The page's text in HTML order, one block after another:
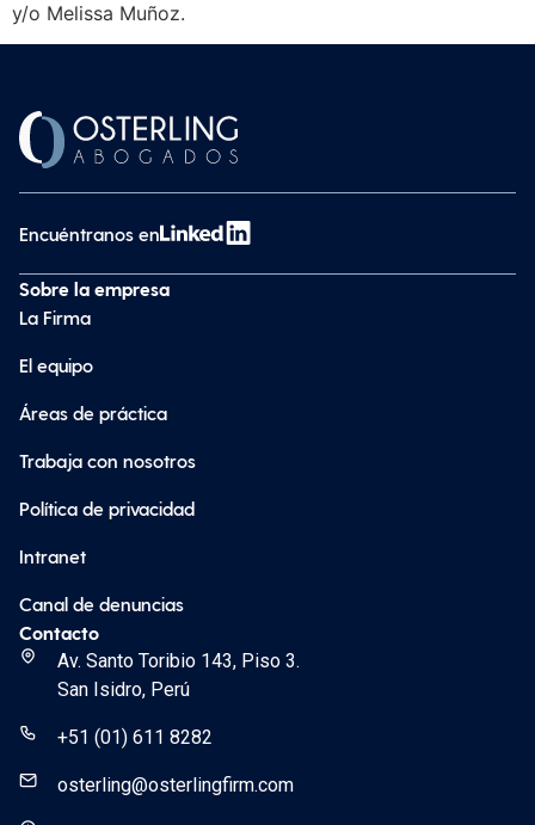
y/o Melissa Muñoz.
Encuéntranos en
Sobre la empresa
La Firma
El equipo
Áreas de práctica
Trabaja con nosotros
Política de privacidad
Intranet
Canal de denuncias
Contacto
Av. Santo Toribio 143, Piso 3.
San Isidro, Perú
+51 (01) 611 8282
osterling@osterlingfirm.com